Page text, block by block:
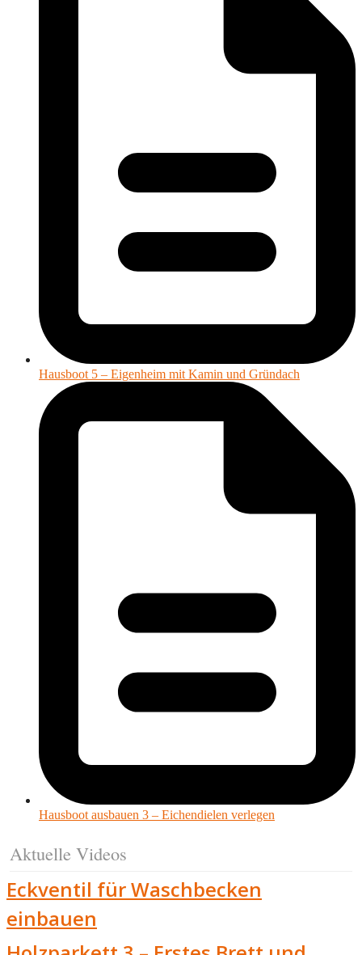
Hausboot 5 – Eigenheim mit Kamin und Gründach
Hausboot ausbauen 3 – Eichendielen verlegen
Aktuelle Videos
Eckventil für Waschbecken
einbauen